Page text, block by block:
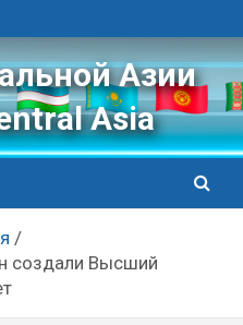
Азии
Asia
создали Высший